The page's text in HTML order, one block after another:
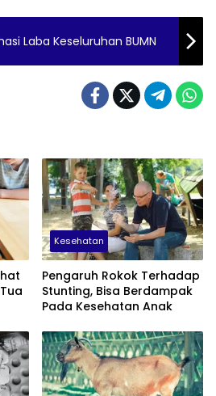
Laba Keseluruhan BUMN
Kesehatan
Pengaruh Rokok Terhadap
Stunting, Bisa Berdampak
Pada Kesehatan Anak